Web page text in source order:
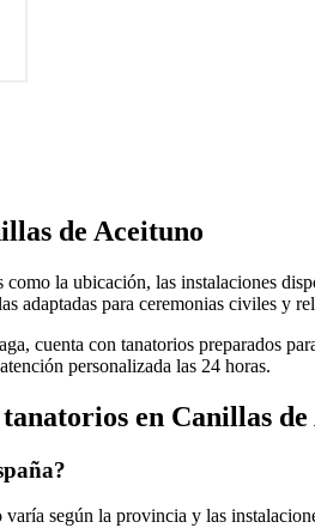
de Aceituno
la ubicación, las instalaciones
adaptadas para ceremonias civiles y
cuenta con tanatorios preparados
personalizada las 24 horas.
tanatorios en Canillas
según la provincia y las